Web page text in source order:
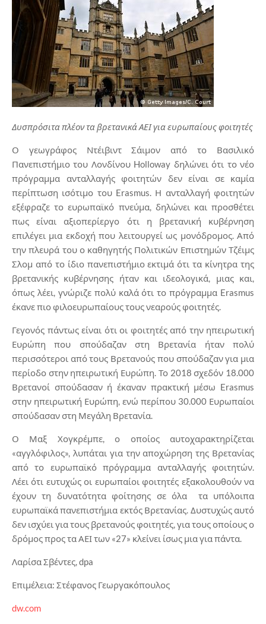
Δυσπρόσιτα πλέον τα βρετανικά ΑΕΙ για ευρωπαίους φοιτητές
Ο γεωγράφος Ντέιβιντ Σάιμον από το Βασιλικό
Πανεπιστήμιο του Λονδίνου Holloway δηλώνει ότι το νέο
πρόγραμμα ανταλλαγής φοιτητών δεν είναι σε καμία
περίπτωση ισότιμο του Erasmus. Η ανταλλαγή φοιτητών
εξέφραζε το ευρωπαϊκό πνεύμα, δηλώνει και προσθέτει
πως είναι αξιοπερίεργο ότι η βρετανική κυβέρνηση
επιλέγει μια εκδοχή που λειτουργεί ως μονόδρομος. Από
την πλευρά του ο καθηγητής Πολιτικών Επιστημών Τζέιμς
Σλομ από το ίδιο πανεπιστήμιο εκτιμά ότι τα κίνητρα της
βρετανικής κυβέρνησης ήταν και ιδεολογικά, μιας και,
όπως λέει, γνώριζε πολύ καλά ότι το πρόγραμμα Erasmus
έκανε πιο φιλοευρωπαίους τους νεαρούς φοιτητές.
Γεγονός πάντως είναι ότι οι φοιτητές από την ηπειρωτική
Ευρώπη που σπούδαζαν στη Βρετανία ήταν πολύ
περισσότεροι από τους Βρετανούς που σπούδαζαν για μια
περίοδο στην ηπειρωτική Ευρώπη. Το 2018 σχεδόν 18.000
Βρετανοί σπούδασαν ή έκαναν πρακτική μέσω Erasmus
στην ηπειρωτική Ευρώπη, ενώ περίπου 30.000 Ευρωπαίοι
σπούδασαν στη Μεγάλη Βρετανία.
Ο Μαξ Χογκρέμπε, ο οποίος αυτοχαρακτηρίζεται
«αγγλόφιλος», λυπάται για την αποχώρηση της Βρετανίας
από το ευρωπαϊκό πρόγραμμα ανταλλαγής φοιτητών.
Λέει ότι ευτυχώς οι ευρωπαίοι φοιτητές εξακολουθούν να
έχουν τη δυνατότητα φοίτησης σε όλα τα υπόλοιπα
ευρωπαϊκά πανεπιστήμια εκτός Βρετανίας. Δυστυχώς αυτό
δεν ισχύει για τους βρετανούς φοιτητές, για τους οποίους ο
δρόμος προς τα ΑΕΙ των «27» κλείνει ίσως μια για πάντα.
Λαρίσα Σβέντες, dpa
Επιμέλεια: Στέφανος Γεωργακόπουλος
dw.com